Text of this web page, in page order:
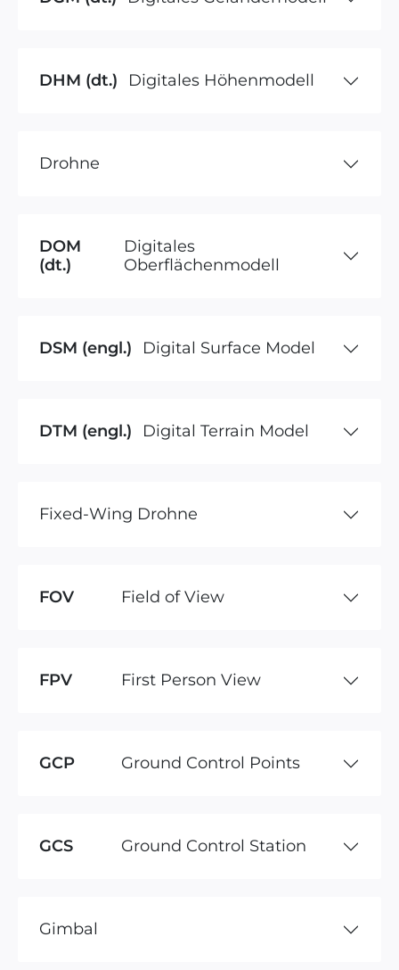
DHM (dt.) Digitales Höhenmodell
Drohne
DOM
(dt.)
Digitales
Oberflächenmodell
DSM (engl.) Digital Surface Model
DTM (engl.) Digital Terrain Model
Fixed-Wing Drohne
FOV Field of View
FPV First Person View
GCP Ground Control Points
GCS Ground Control Station
Gimbal